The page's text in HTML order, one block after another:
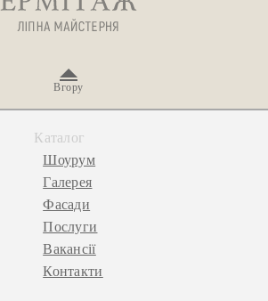
Вгору
Каталог
Шоурум
Галерея
Фасади
Послуги
Вакансії
Контакти